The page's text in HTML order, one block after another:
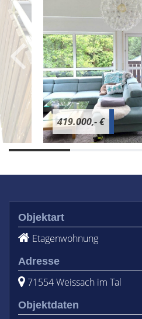
419.000,- €
Objektart
Etagenwohnung
Adresse
71554 Weissach im Tal
Objektdaten